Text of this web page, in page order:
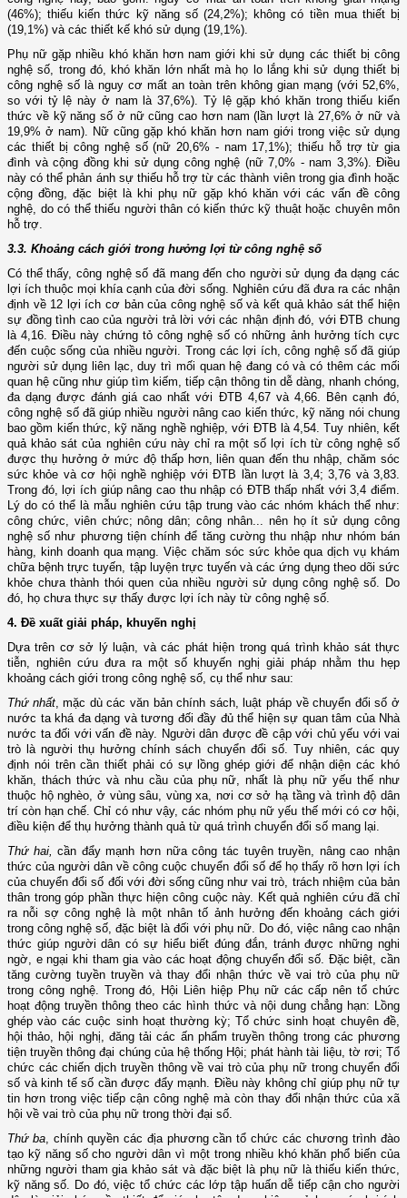
(46%); thiếu kiến thức kỹ năng số (24,2%); không có tiền mua thiết bị
(19,1%) và các thiết kế khó sử dụng (19,1%).
Phụ nữ gặp nhiều khó khăn hơn nam giới khi sử dụng các thiết bị công
nghệ số, trong đó, khó khăn lớn nhất mà họ lo lắng khi sử dụng thiết bị
công nghệ số là nguy cơ mất an toàn trên không gian mạng (với 52,6%,
so với tỷ lệ này ở nam là 37,6%). Tỷ lệ gặp khó khăn trong thiếu kiến
thức về kỹ năng số ở nữ cũng cao hơn nam (lần lượt là 27,6% ở nữ và
19,9% ở nam). Nữ cũng gặp khó khăn hơn nam giới trong việc sử dụng
các thiết bị công nghệ số (nữ 20,6% - nam 17,1%); thiếu hỗ trợ từ gia
đình và cộng đồng khi sử dụng công nghệ (nữ 7,0% - nam 3,3%). Điều
này có thể phản ánh sự thiếu hỗ trợ từ các thành viên trong gia đình hoặc
cộng đồng, đặc biệt là khi phụ nữ gặp khó khăn với các vấn đề công
nghệ, do có thể thiếu người thân có kiến thức kỹ thuật hoặc chuyên môn
hỗ trợ.
3.3. Khoảng cách giới trong hưởng lợi từ công nghệ số
Có thể thấy, công nghệ số đã mang đến cho người sử dụng đa dạng các
lợi ích thuộc mọi khía cạnh của đời sống. Nghiên cứu đã đưa ra các nhận
định về 12 lợi ích cơ bản của công nghệ số và kết quả khảo sát thể hiện
sự đồng tình cao của người trả lời với các nhận định đó, với ĐTB chung
là 4,16. Điều này chứng tỏ công nghệ số có những ảnh hưởng tích cực
đến cuộc sống của nhiều người. Trong các lợi ích, công nghệ số đã giúp
người sử dụng liên lạc, duy trì mối quan hệ đang có và có thêm các mối
quan hệ cũng như giúp tìm kiếm, tiếp cận thông tin dễ dàng, nhanh chóng,
đa dạng được đánh giá cao nhất với ĐTB 4,67 và 4,66. Bên cạnh đó,
công nghệ số đã giúp nhiều người nâng cao kiến thức, kỹ năng nói chung
bao gồm kiến thức, kỹ năng nghề nghiệp, với ĐTB là 4,54. Tuy nhiên, kết
quả khảo sát của nghiên cứu này chỉ ra một số lợi ích từ công nghệ số
được thụ hưởng ở mức độ thấp hơn, liên quan đến thu nhập, chăm sóc
sức khỏe và cơ hội nghề nghiệp với ĐTB lần lượt là 3,4; 3,76 và 3,83.
Trong đó, lợi ích giúp nâng cao thu nhập có ĐTB thấp nhất với 3,4 điểm.
Lý do có thể là mẫu nghiên cứu tập trung vào các nhóm khách thể như:
công chức, viên chức; nông dân; công nhân... nên họ ít sử dụng công
nghệ số như phương tiện chính để tăng cường thu nhập như nhóm bán
hàng, kinh doanh qua mạng. Việc chăm sóc sức khỏe qua dịch vụ khám
chữa bệnh trực tuyến, tập luyện trực tuyến và các ứng dụng theo dõi sức
khỏe chưa thành thói quen của nhiều người sử dụng công nghệ số. Do
đó, họ chưa thực sự thấy được lợi ích này từ công nghệ số.
4. Đề xuất giải pháp, khuyến nghị
Dựa trên cơ sở lý luận, và các phát hiện trong quá trình khảo sát thực
tiễn, nghiên cứu đưa ra một số khuyến nghị giải pháp nhằm thu hẹp
khoảng cách giới trong công nghệ số, cụ thể như sau:
Thứ nhất, mặc dù các văn bản chính sách, luật pháp về chuyển đổi số ở
nước ta khá đa dạng và tương đối đầy đủ thể hiện sự quan tâm của Nhà
nước ta đối với vấn đề này. Người dân được đề cập với chủ yếu với vai
trò là người thụ hưởng chính sách chuyển đổi số. Tuy nhiên, các quy
định nói trên cần thiết phải có sự lồng ghép giới để nhận diện các khó
khăn, thách thức và nhu cầu của phụ nữ, nhất là phụ nữ yếu thế như
thuộc hộ nghèo, ở vùng sâu, vùng xa, nơi cơ sở hạ tầng và trình độ dân
trí còn hạn chế. Chỉ có như vậy, các nhóm phụ nữ yếu thế mới có cơ hội,
điều kiện để thụ hưởng thành quả từ quá trình chuyển đổi số mang lại.
Thứ hai, cần đẩy mạnh hơn nữa công tác tuyên truyền, nâng cao nhận
thức của người dân về công cuộc chuyển đổi số để họ thấy rõ hơn lợi ích
của chuyển đổi số đối với đời sống cũng như vai trò, trách nhiệm của bản
thân trong góp phần thực hiện công cuộc này. Kết quả nghiên cứu đã chỉ
ra nỗi sợ công nghệ là một nhân tố ảnh hưởng đến khoảng cách giới
trong công nghệ số, đặc biệt là đối với phụ nữ. Do đó, việc nâng cao nhận
thức giúp người dân có sự hiểu biết đúng đắn, tránh được những nghi
ngờ, e ngại khi tham gia vào các hoạt động chuyển đổi số. Đặc biệt, cần
tăng cường tuyền truyền và thay đổi nhận thức về vai trò của phụ nữ
trong công nghệ. Trong đó, Hội Liên hiệp Phụ nữ các cấp nên tổ chức
hoạt động truyền thông theo các hình thức và nội dung chẳng hạn: Lồng
ghép vào các cuộc sinh hoạt thường kỳ; Tổ chức sinh hoạt chuyên đề,
hội thảo, hội nghị, đăng tải các ấn phẩm truyền thông trong các phương
tiện truyền thông đại chúng của hệ thống Hội; phát hành tài liệu, tờ rơi; Tổ
chức các chiến dịch truyền thông về vai trò của phụ nữ trong chuyển đổi
số và kinh tế số cần được đẩy mạnh. Điều này không chỉ giúp phụ nữ tự
tin hơn trong việc tiếp cận công nghệ mà còn thay đổi nhận thức của xã
hội về vai trò của phụ nữ trong thời đại số.
Thứ ba, chính quyền các địa phương cần tổ chức các chương trình đào
tạo kỹ năng số cho người dân vì một trong nhiều khó khăn phổ biến của
những người tham gia khảo sát và đặc biệt là phụ nữ là thiếu kiến thức,
kỹ năng số. Do đó, việc tổ chức các lớp tập huấn dễ tiếp cận cho người